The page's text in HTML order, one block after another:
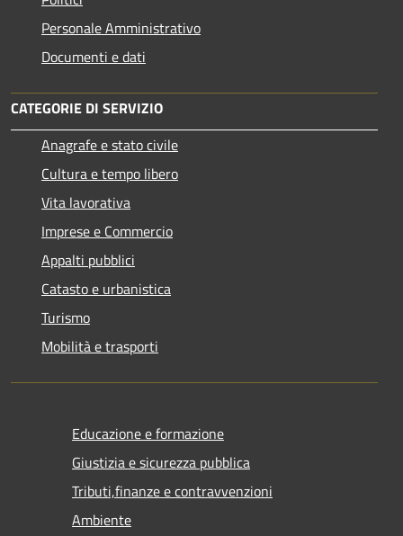
Personale Amministrativo
Documenti e dati
CATEGORIE DI SERVIZIO
Anagrafe e stato civile
Cultura e tempo libero
Vita lavorativa
Imprese e Commercio
Appalti pubblici
Catasto e urbanistica
Turismo
Mobilità e trasporti
Educazione e formazione
Giustizia e sicurezza pubblica
Tributi,finanze e contravvenzioni
Ambiente